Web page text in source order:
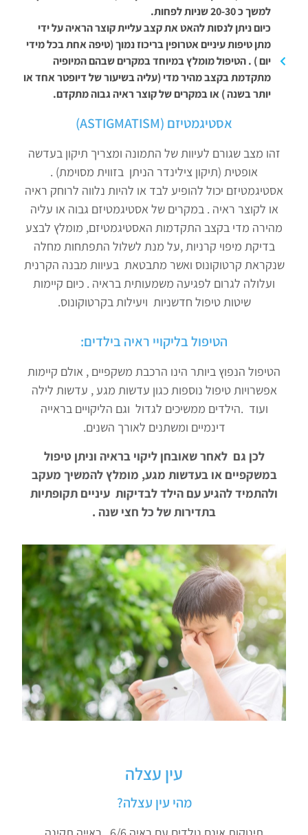
למשך כ 20-30 שניות לפחות.
כיום ניתן לנסות להאט את קצב עליית קוצר הראיה על ידי
מתן טיפות עיניים אטרופין בריכוז נמוך (טיפה אחת בכל מידי
יום ) . הטיפול מומלץ במיוחד במקרים שבהם המיופיה
מתקדמת בקצב מהיר מדי (עליה בשיעור של דיופטר אחד או
יותר בשנה ) או במקרים של קוצר ראיה גבוה מתקדם.
אסטיגמטיזם (ASTIGMATISM)
זהו מצב שגורם לעיוות של התמונה ומצריך תיקון בעדשה
אופטית (תיקון צילינדר הניתן בזווית מסוימת) .
אסטיגמטיזם יכול להופיע לבד או להיות נלווה לרוחק ראיה
או לקוצר ראיה . במקרים של אסטיגמטיזם גבוה או עליה
מהירה מדי בקצב התקדמות האסטיגמטיזם, מומלץ לבצע
בדיקת מיפוי קרניות ,על מנת לשלול התפתחות מחלה
שנקראת קרטוקונוס ואשר מתבטאת בעיוות מבנה הקרנית
ועלולה לגרום לפגיעה משמעותית בראיה . כיום קיימות
שיטות טיפול חדשניות ויעילות בקרטוקונוס.
הטיפול בליקויי ראיה בילדים:
הטיפול הנפוץ ביותר הינו הרכבת משקפיים , אולם קיימות
אפשרויות טיפול נוספות כגון עדשות מגע , עדשות לילה
ועוד .הילדים ממשיכים לגדול וגם הליקויים בראייה
דינמיים ומשתנים לאורך השנים.
לכן גם לאחר שאובחן ליקוי בראיה וניתן טיפול
במשקפיים או בעדשות מגע, מומלץ להמשיך מעקב
ולהתמיד להגיע עם הילד לבדיקות עיניים תקופתיות
בתדירות של כל חצי שנה .
עין עצלה
מהי עין עצלה?